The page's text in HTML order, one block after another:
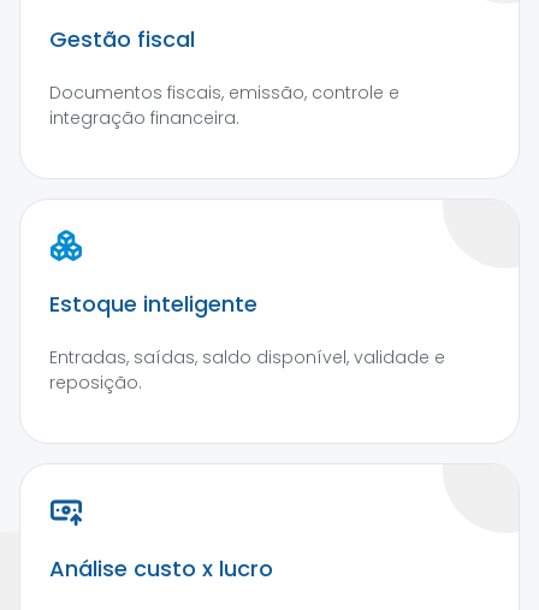
Gestão fiscal
Documentos fiscais, emissão, controle e
integração financeira.
Estoque inteligente
Entradas, saídas, saldo disponível, validade e
reposição.
Análise custo x lucro